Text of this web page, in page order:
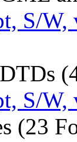
S/
S/
(23